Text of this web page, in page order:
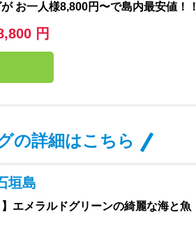
お一人様8,800円〜で島内最安値！！
円
の詳細はこちら
垣島
エメラルドグリーンの綺麗な海と魚